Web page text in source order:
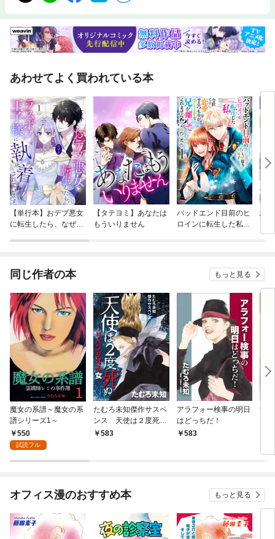
あわせてよく買われている本
【単行本】おデブ悪女
に転生したら、なぜか
【タテヨミ】あなたは
もういりません
バッドエンド目前のヒ
ロインに転生した私、
結
同じ作者の本 もっと見る
魔女の系譜～魔女の系
譜シリーズ1～
550
試読フル
たむろ未知傑作サスペ
ンス 天使は２度死ぬ
～リベンジする女～
583
アラフォー検事の明日
はどっちだ！
583
女
オフィス漫のおすすめ本 もっと見る